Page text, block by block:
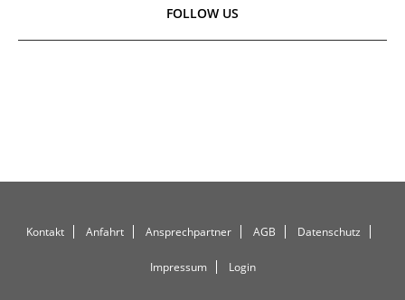
FOLLOW US
Kontakt Anfahrt Ansprechpartner AGB Datenschutz
Impressum Login